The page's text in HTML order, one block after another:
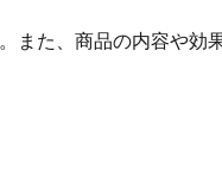
た、商品の内容や効